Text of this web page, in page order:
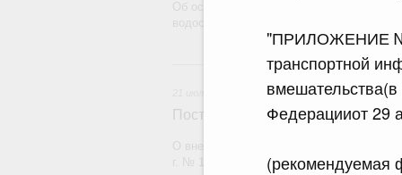
"ПРИЛОЖЕНИЕ №
транспортной
Федерацииот 29
(рекомендуемая
Постановление Правительства